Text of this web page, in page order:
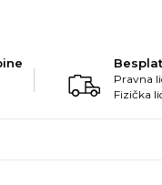
Pravna
Fizička